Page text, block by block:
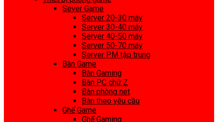
Sever Game
Server 20-30 máy
Server 30-40 máy
Server 40-50 máy
Server 50-70 máy
Server PM tập trung
Bàn Game
Bàn Gaming
Bàn PC chữ Z
Bàn phòng net
Bàn theo yêu cầu
Ghế Game
Ghế Gaming